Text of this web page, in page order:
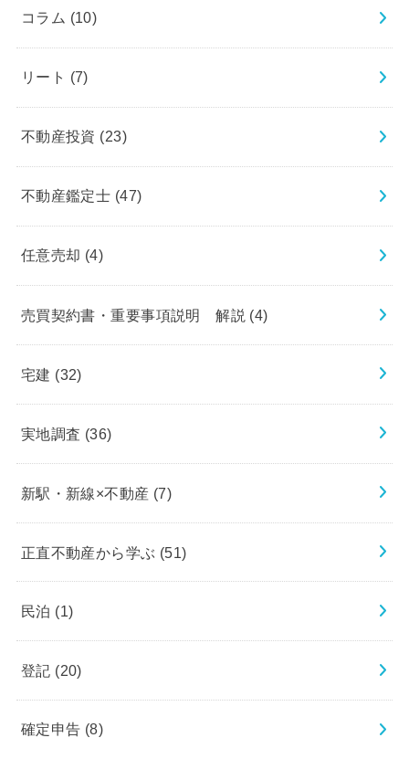
コラム (10)
リート (7)
不動産投資 (23)
不動産鑑定士 (47)
任意売却 (4)
売買契約書・重要事項説明 解説 (4)
宅建 (32)
実地調査 (36)
新駅・新線×不動産 (7)
正直不動産から学ぶ (51)
民泊 (1)
登記 (20)
確定申告 (8)